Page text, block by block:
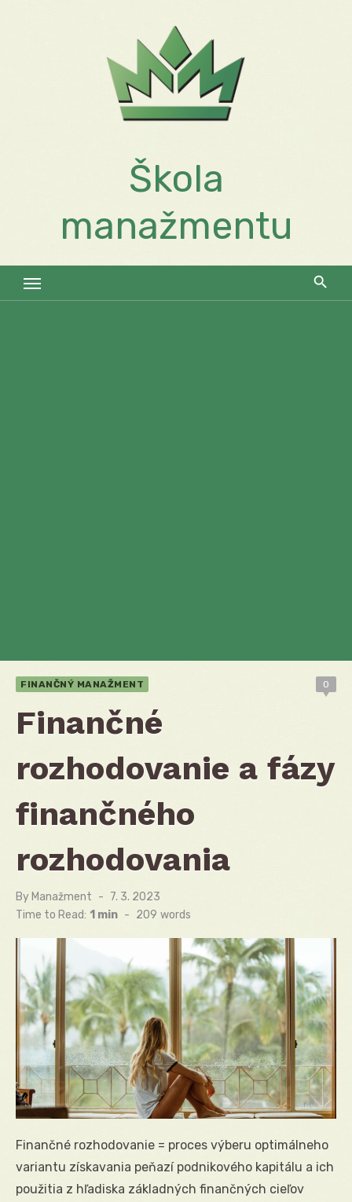
Škola
manažmentu
FINANČNÝ MANAŽMENT 0
Finančné
rozhodovanie a fázy
finančného
rozhodovania
By Manažment
Posted
on
7. 3. 2023
Time to Read: 1 min - 209 words
Finančné rozhodovanie = proces výberu optimálneho
variantu získavania peňazí podnikového kapitálu a ich
použitia z hľadiska základných finančných cieľov